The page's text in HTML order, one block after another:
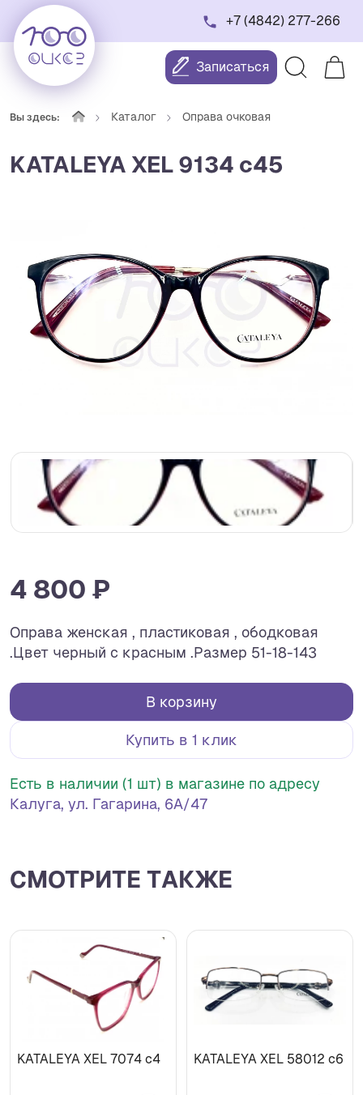
+7 (4842) 277-266
Записаться
Вы здесь: Каталог Оправа очковая
KATALEYA XEL 9134 c45
4 800 ₽
Оправа женская , пластиковая , ободковая
.Цвет черный с красным .Размер 51-18-143
В корзину
Купить в 1 клик
Есть в наличии (1 шт) в магазине по адресу
Калуга, ул. Гагарина, 6А/47
СМОТРИТЕ ТАКЖЕ
KATALEYA XEL 7074 c4 KATALEYA XEL 58012 c6